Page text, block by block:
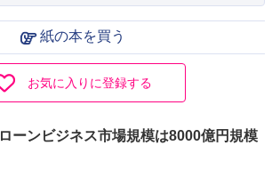
紙の本を買う
お気に入りに登録する
ーンビジネス市場規模は8000億円規模